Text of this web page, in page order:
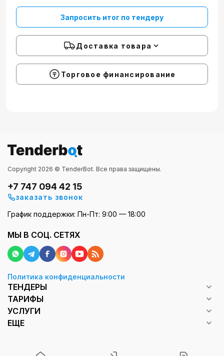
Запросить итог по тендеру
Доставка товара
Торговое финансирование
Copyright 2026 © TenderBot. Все права защищены.
+7 747 094 42 15
заказать звонок
График поддержки: Пн-Пт: 9:00 — 18:00
МЫ В СОЦ. СЕТЯХ
Политика конфиденциальности
ТЕНДЕРЫ
ТАРИФЫ
УСЛУГИ
ЕЩЕ